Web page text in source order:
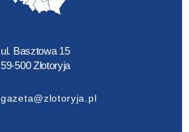
ul. Basztowa 15
59-500 Złotoryja
gazeta@zlotoryja.pl